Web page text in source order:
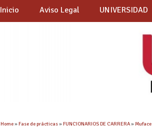
Inicio Aviso Legal UNIVERSIDAD
Home»Fase de prácticas»FUNCIONARIOS DE CARRERA»Muface